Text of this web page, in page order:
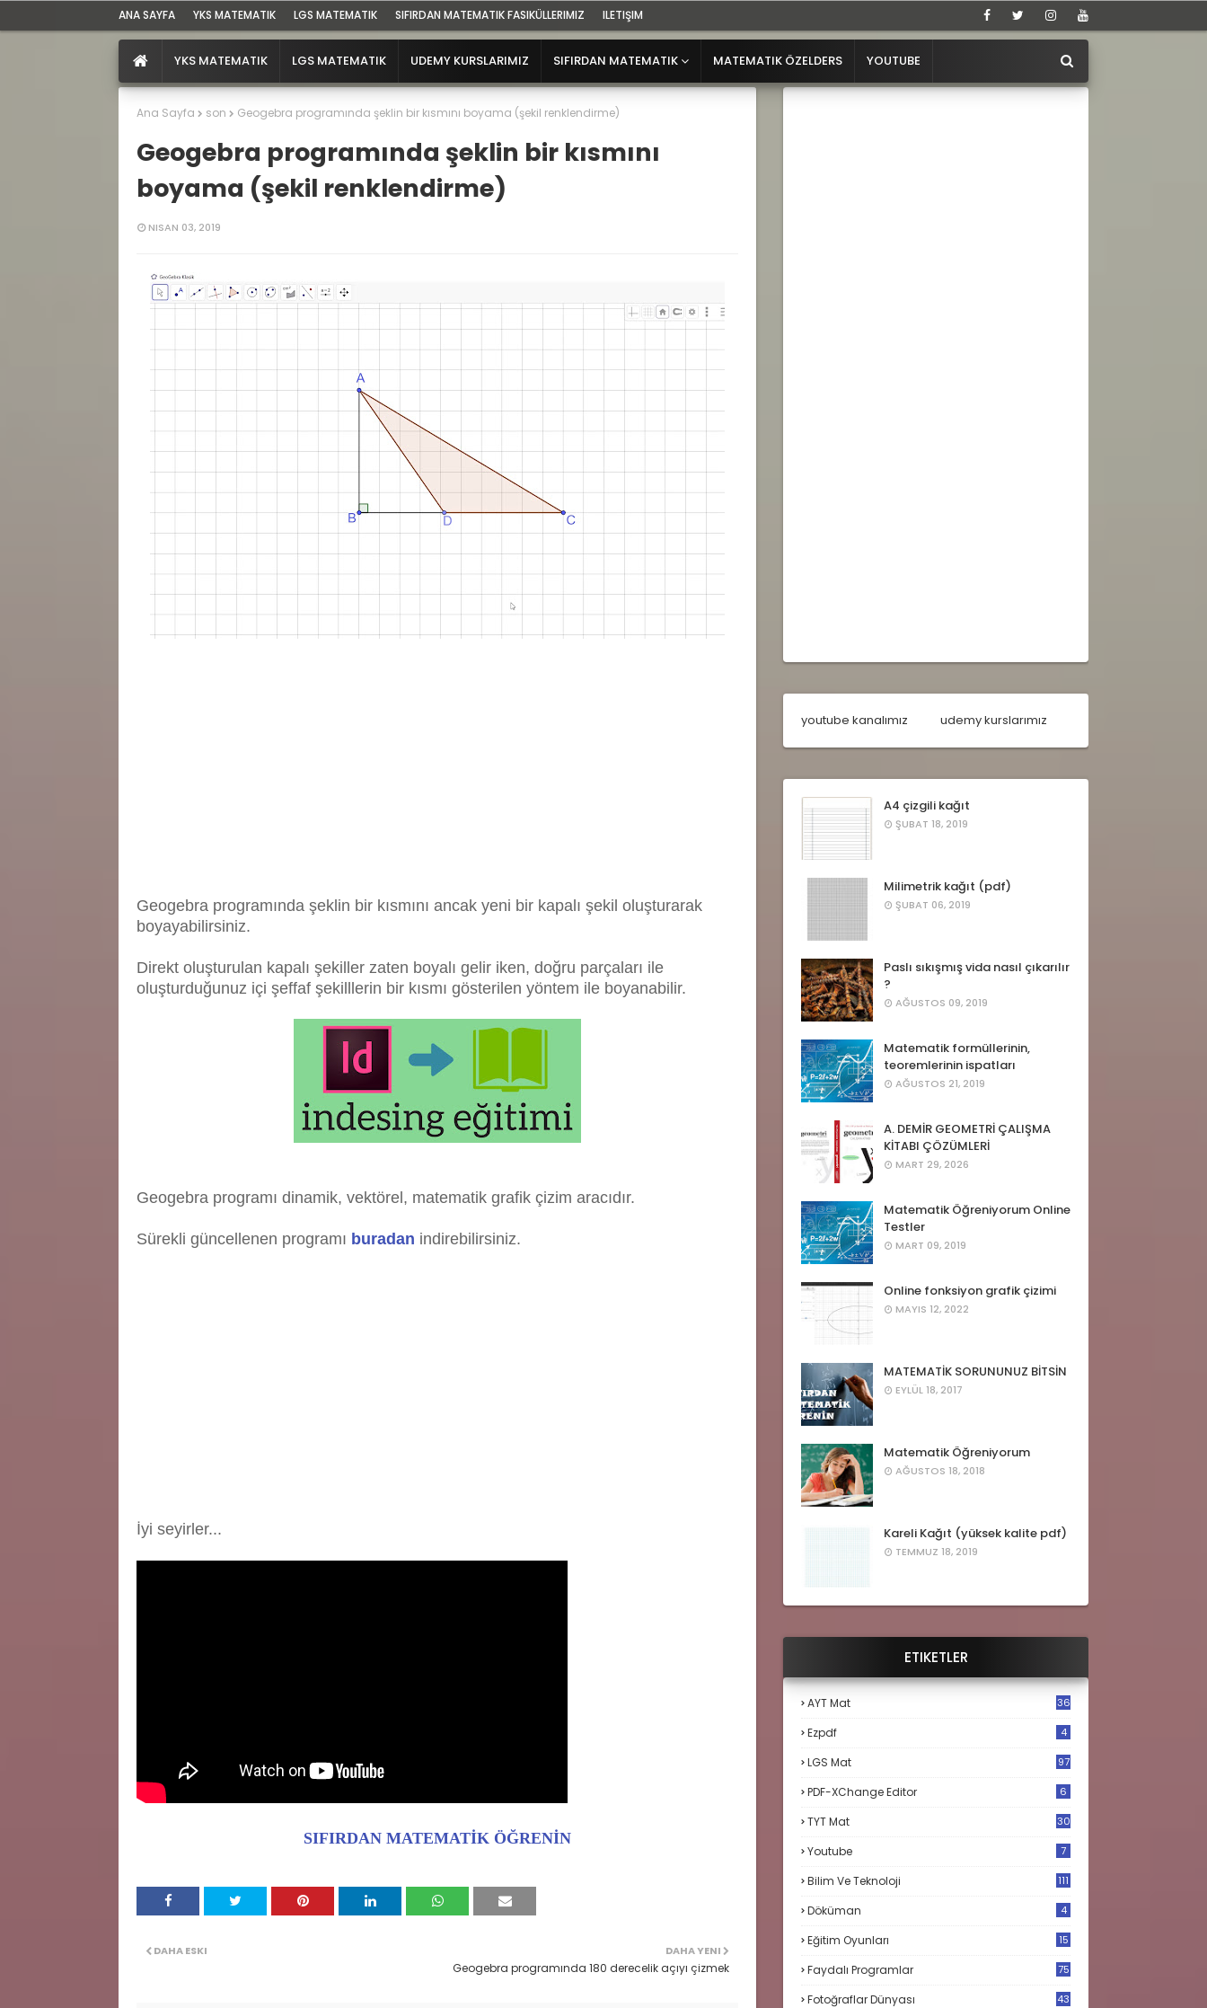
ANA SAYFA YKS MATEMATIK LGS MATEMATIK SIFIRDAN MATEMATIK FASIKÜLLERIMIZ ILETIŞIM
YKS MATEMATIK LGS MATEMATIK UDEMY KURSLARIMIZ SIFIRDAN MATEMATIK MATEMATIK ÖZELDERS YOUTUBE
Ana Sayfa son Geogebra programında şeklin bir kısmını boyama (şekil renklendirme)
Geogebra programında şeklin bir kısmını
boyama (şekil renklendirme)
NISAN 03, 2019
Geogebra programında şeklin bir kısmını ancak yeni bir kapalı şekil oluşturarak
boyayabilirsiniz.
Direkt oluşturulan kapalı şekiller zaten boyalı gelir iken, doğru parçaları ile
oluşturduğunuz içi şeffaf şekilllerin bir kısmı gösterilen yöntem ile boyanabilir.
Geogebra programı dinamik, vektörel, matematik grafik çizim aracıdır.
Sürekli güncellenen programı buradan indirebilirsiniz.
İyi seyirler...
SIFIRDAN MATEMATİK ÖĞRENİN
DAHA YENI
Geogebra programında 180 derecelik açıyı çizmek
DAHA ESKI
youtube kanalımız udemy kurslarımız
A4 çizgili kağıt
ŞUBAT 18, 2019
Milimetrik kağıt (pdf)
ŞUBAT 06, 2019
Paslı sıkışmış vida nasıl çıkarılır
?
AĞUSTOS 09, 2019
Matematik formüllerinin,
teoremlerinin ispatları
AĞUSTOS 21, 2019
A. DEMİR GEOMETRİ ÇALIŞMA
KİTABI ÇÖZÜMLERİ
MART 29, 2026
Matematik Öğreniyorum Online
Testler
MART 09, 2019
Online fonksiyon grafik çizimi
MAYIS 12, 2022
MATEMATİK SORUNUNUZ BİTSİN
EYLÜL 18, 2017
Matematik Öğreniyorum
AĞUSTOS 18, 2018
Kareli Kağıt (yüksek kalite pdf)
TEMMUZ 18, 2019
ETIKETLER
AYT Mat 36
Ezpdf 4
LGS Mat 97
PDF-XChange Editor 6
TYT Mat 30
Youtube 7
Bilim Ve Teknoloji 111
Döküman 4
Eğitim Oyunları 15
Faydalı Programlar 75
Fotoğraflar Dünyası 43